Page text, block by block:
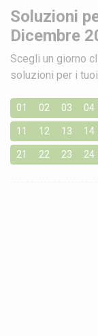
Soluzioni
Dicembre
Scegli un giorno
soluzioni per i
01 02 03 04
11 12 13 14
21 22 23 24